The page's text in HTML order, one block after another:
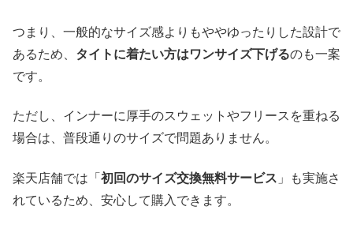
つまり、一般的なサイズ感よりもややゆったりした設計で
あるため、 タイトに着たい方はワンサイズ下げるのも一案
です。
ただし、インナーに厚手のスウェットやフリースを重ねる
場合は、普段通りのサイズで問題ありません。
楽天店舗では「 初回のサイズ交換無料サービス 」も実施さ
れているため、安心して購入できます。